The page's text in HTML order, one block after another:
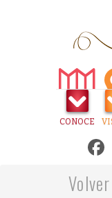
CONOCE
Volver